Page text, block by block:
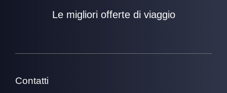
Le migliori offerte di viaggio
Contatti